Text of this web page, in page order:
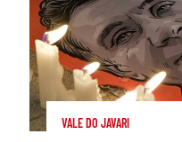
VALE DO JAVARI